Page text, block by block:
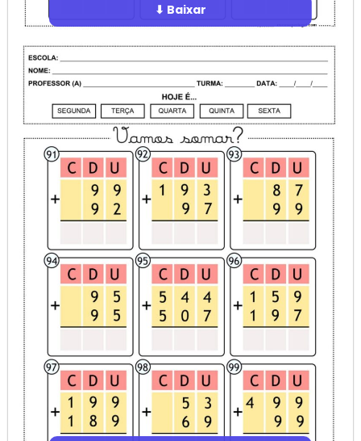
⬇ Baixar